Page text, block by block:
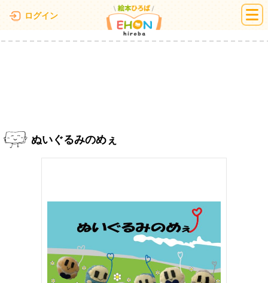
ログイン 絵本ひろば
ぬいぐるみのめぇ